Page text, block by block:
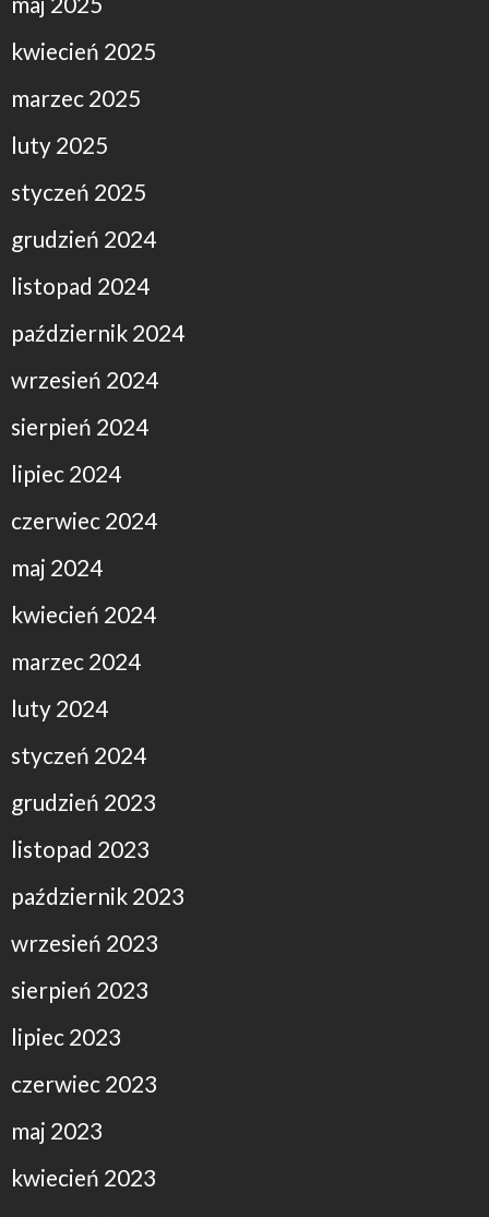
kwiecień 2025
marzec 2025
luty 2025
styczeń 2025
grudzień 2024
listopad 2024
październik 2024
wrzesień 2024
sierpień 2024
lipiec 2024
czerwiec 2024
maj 2024
kwiecień 2024
marzec 2024
luty 2024
styczeń 2024
grudzień 2023
listopad 2023
październik 2023
wrzesień 2023
sierpień 2023
lipiec 2023
czerwiec 2023
maj 2023
kwiecień 2023